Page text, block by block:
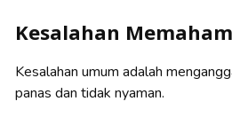
Kesalahan
Kesalahan umum adalah
panas dan tidak nyaman.